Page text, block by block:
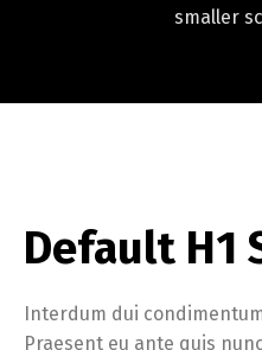
smaller
Default H1
Interdum dui
Praesent eu ante quis